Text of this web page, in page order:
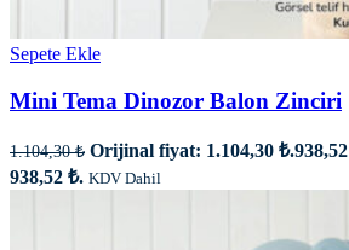
Sepete Ekle
Mini Tema Dinozor Balon Zinciri
1.104,30₺ Orijinal fiyat: 1.104,30 ₺.938,52
938,52 ₺. KDV Dahil